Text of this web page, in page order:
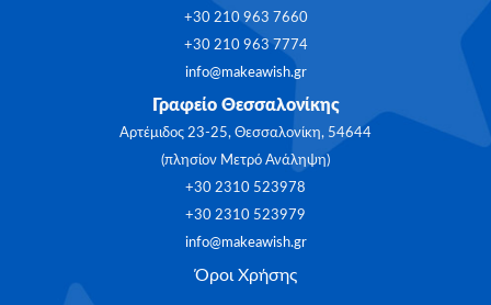
+30 210 963 7660
+30 210 963 7774
info@makeawish.gr
Γραφείο Θεσσαλονίκης
Αρτέμιδος 23-25, Θεσσαλονίκη, 54644
(πλησίον Μετρό Ανάληψη)
+30 2310 523978
+30 2310 523979
info@makeawish.gr
Όροι Χρήσης